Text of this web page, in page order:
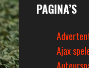
PAGINA’S
Ajax